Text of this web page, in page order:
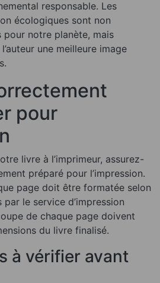
responsable. Les
écologiques sont non
pour notre planète, mais
une meilleure image
pour
livre à l’imprimeur, assurez-
préparé pour l’impression.
page doit être formatée selon
le service d’impression
de chaque page doivent
du livre finalisé.
à vérifier avant